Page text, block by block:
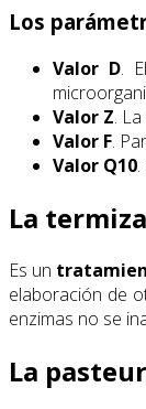
Los
Valor D.
Valor Z.
Valor F.
Valor Q10
La
Es un
elaboración de
enzimas no se
La